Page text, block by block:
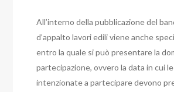
All’interno della pubblicazione del
d’appalto lavori edili viene anche
entro la quale si può presentare la
partecipazione, ovvero la data in cui
intenzionate a partecipare devono